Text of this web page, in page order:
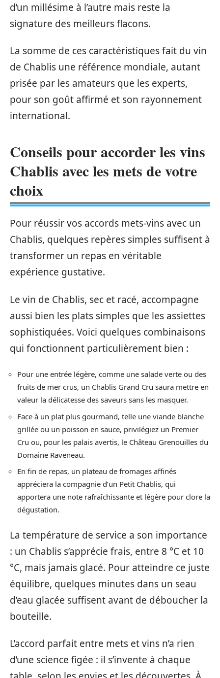
d’un millésime à l’autre mais reste la
signature des meilleurs flacons.
La somme de ces caractéristiques fait du vin
de Chablis une référence mondiale, autant
prisée par les amateurs que les experts,
pour son goût affirmé et son rayonnement
international.
Conseils pour accorder les vins
Chablis avec les mets de votre
choix
Pour réussir vos accords mets-vins avec un
Chablis, quelques repères simples suffisent à
transformer un repas en véritable
expérience gustative.
Le vin de Chablis, sec et racé, accompagne
aussi bien les plats simples que les assiettes
sophistiquées. Voici quelques combinaisons
qui fonctionnent particulièrement bien :
Pour une entrée légère, comme une salade verte ou des
fruits de mer crus, un Chablis Grand Cru saura mettre en
valeur la délicatesse des saveurs sans les masquer.
Face à un plat plus gourmand, telle une viande blanche
grillée ou un poisson en sauce, privilégiez un Premier
Cru ou, pour les palais avertis, le Château Grenouilles du
Domaine Raveneau.
En fin de repas, un plateau de fromages affinés
appréciera la compagnie d’un Petit Chablis, qui
apportera une note rafraîchissante et légère pour clore la
dégustation.
La température de service a son importance
: un Chablis s’apprécie frais, entre 8 °C et 10
°C, mais jamais glacé. Pour atteindre ce juste
équilibre, quelques minutes dans un seau
d’eau glacée suffisent avant de déboucher la
bouteille.
L’accord parfait entre mets et vins n’a rien
d’une science figée : il s’invente à chaque